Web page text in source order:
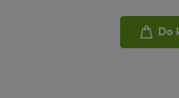
Do